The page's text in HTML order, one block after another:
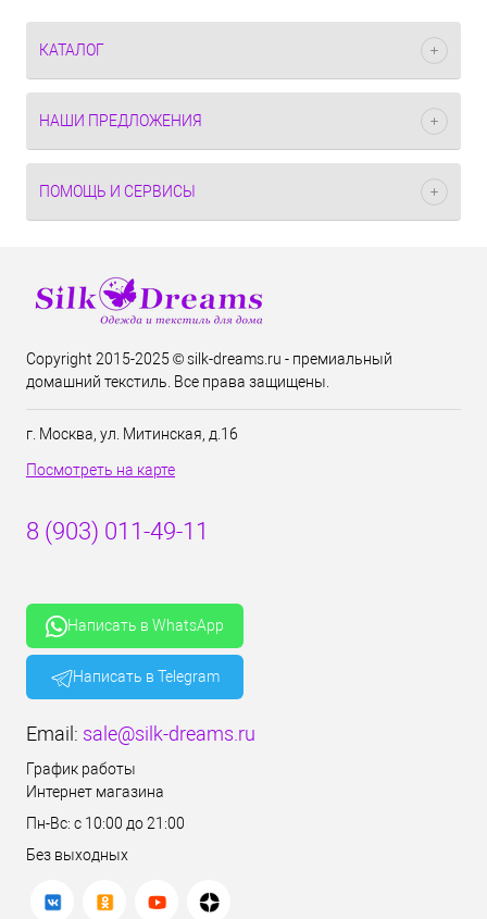
КАТАЛОГ
НАШИ ПРЕДЛОЖЕНИЯ
ПОМОЩЬ И СЕРВИСЫ
Copyright 2015-2025 © silk-dreams.ru - премиальный
домашний текстиль. Все права защищены.
г. Москва, ул. Митинская, д.16
Посмотреть на карте
8 (903) 011-49-11
Написать в WhatsApp
Написать в Telegram
Email: sale@silk-dreams.ru
График работы
Интернет магазина
Пн-Вс: с 10:00 до 21:00
Без выходных